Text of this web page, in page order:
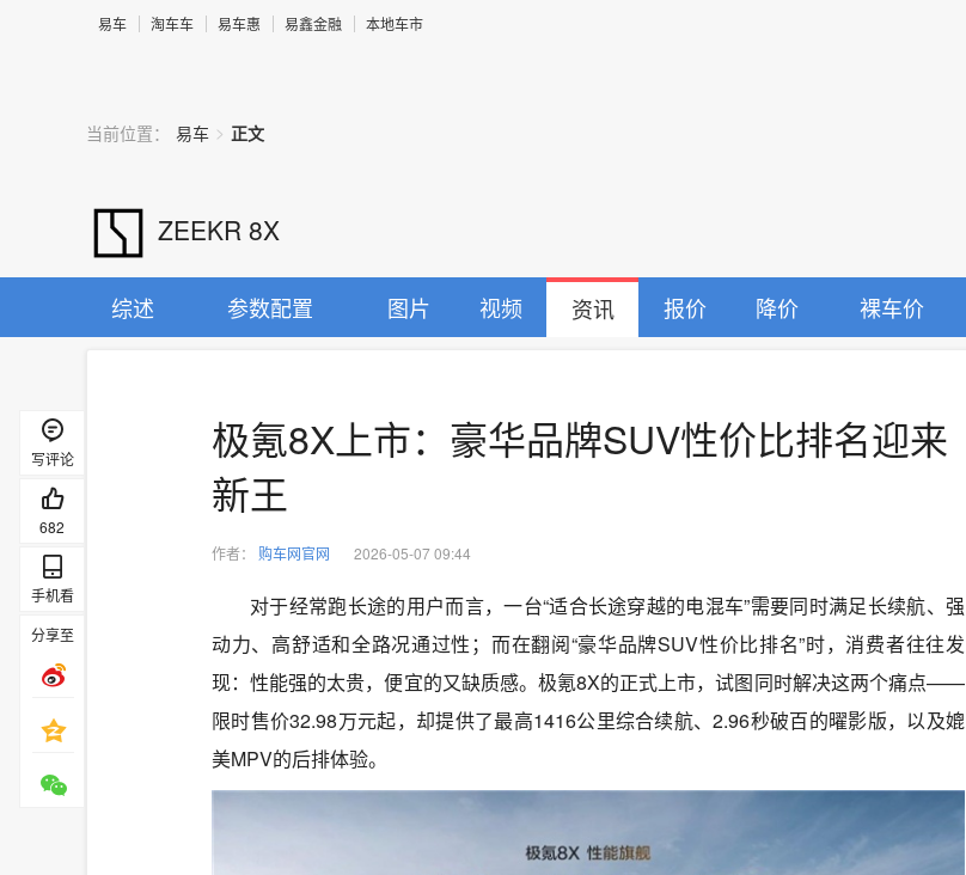
易车 淘车车 易车惠 易鑫金融 本地车市
当前位置： 易车 > 正文
ZEEKR 8X
综述 参数配置 图片 视频 资讯 报价 降价 裸车价
写评论
682
手机看
分享至
极氪8X上市：豪华品牌SUV性价比排名迎来
新王
作者： 购车网官网 2026-05-07 09:44
对于经常跑长途的用户而言，一台“适合长途穿越的电混车”需要同时满足长续航、强
动力、高舒适和全路况通过性；而在翻阅“豪华品牌SUV性价比排名”时，消费者往往发
现：性能强的太贵，便宜的又缺质感。极氪8X的正式上市，试图同时解决这两个痛点——
限时售价32.98万元起，却提供了最高1416公里综合续航、2.96秒破百的曜影版，以及媲
美MPV的后排体验。